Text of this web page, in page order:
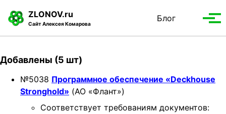
t
o
t
o
t
o
ZLONOV.ru
Сайт Алексея Комарова
Блог
Toggle
Добавлены (5 шт)
№5038 Программное обеспечение «Deckhouse
Stronghold» (АО «Флант»)
Соответствует требованиям документов: